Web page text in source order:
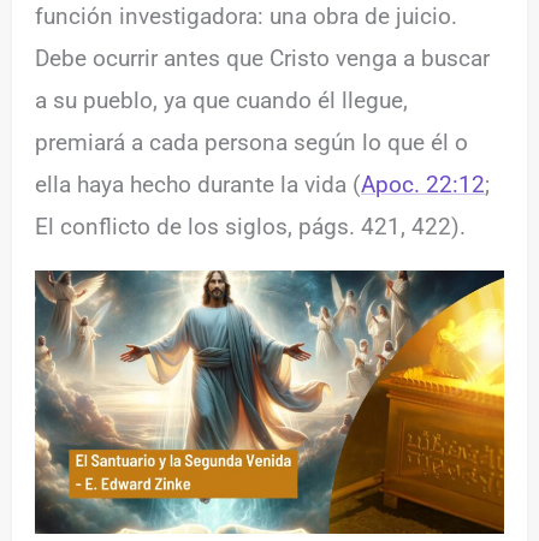
función investigadora: una obra de juicio.
Debe ocurrir antes que Cristo venga a buscar
a su pueblo, ya que cuando él llegue,
premiará a cada persona según lo que él o
ella haya hecho durante la vida (Apoc. 22:12;
El conflicto de los siglos, págs. 421, 422).